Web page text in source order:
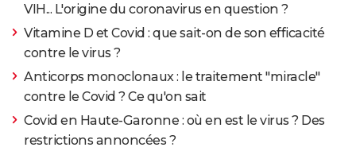
VIH... L'origine du coronavirus en question ?
Vitamine D et Covid : que sait-on de son efficacité
contre le virus ?
Anticorps monoclonaux : le traitement "miracle"
contre le Covid ? Ce qu'on sait
Covid en Haute-Garonne : où en est le virus ? Des
restrictions annoncées ?